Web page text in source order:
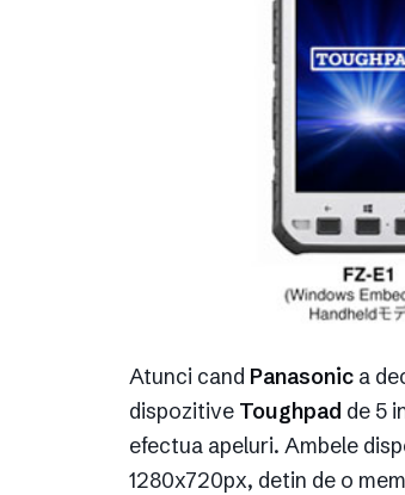
Atunci cand Panasonic a
dispozitive Toughpad de 5
efectua apeluri. Ambele
1280x720px, detin de o